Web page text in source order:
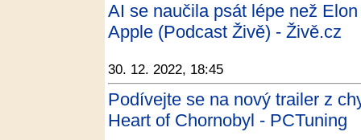
AI se naučila psát lépe než
Apple (Podcast Živě) - Živě.cz
30. 12. 2022, 18:45
Podívejte se na nový trailer z
Heart of Chornobyl - PCTuning